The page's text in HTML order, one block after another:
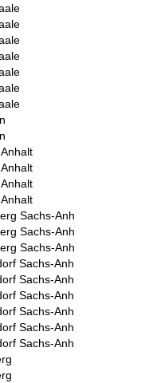
Sachs-Anh
Sachs-Anh
Sachs-Anh
Sachs-Anh
Sachs-Anh
Sachs-Anh
Sachs-Anh
Sachs-Anh
Sachs-Anh